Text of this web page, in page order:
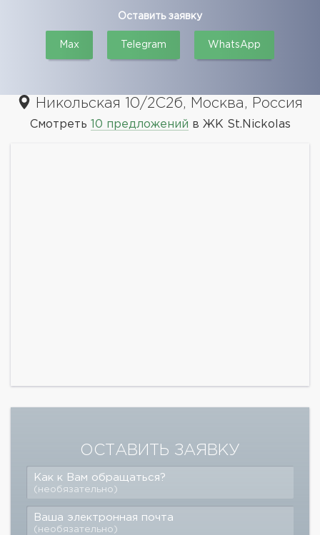
Оставить заявку
Max Telegram WhatsApp
Никольская 10/2С2б, Москва, Россия
Смотреть 10 предложений в ЖК St.Nickolas
ОСТАВИТЬ ЗАЯВКУ
Как к Вам обращаться?
(необязательно)
Ваша электронная почта
(необязательно)